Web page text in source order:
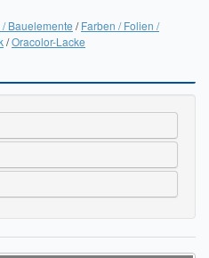
Bauelemente
Farben / Folien /
Oracolor-Lacke